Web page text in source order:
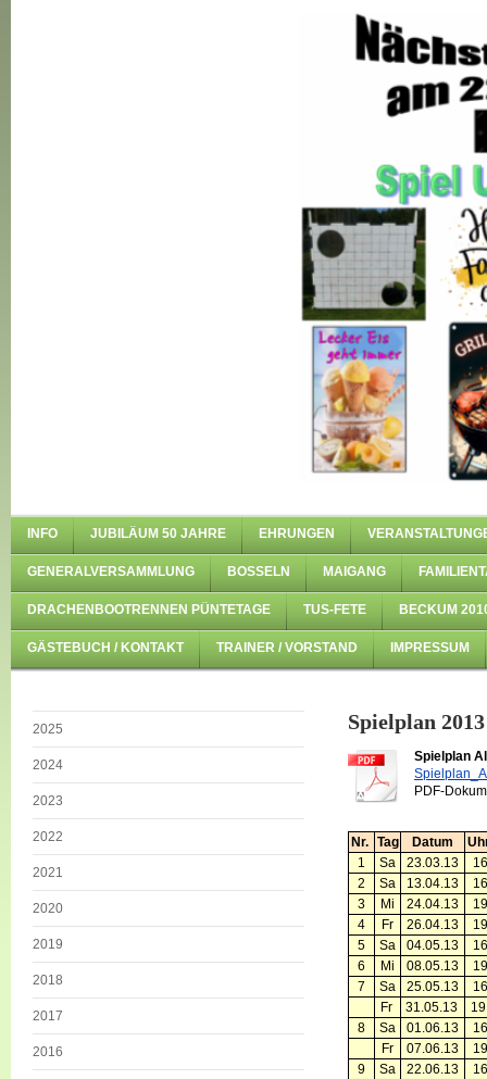
INFO JUBILÄUM 50 JAHRE EHRUNGEN
GENERALVERSAMMLUNG BOSSELN MAIGANG
DRACHENBOOTRENNEN PÜNTETAGE TUS-FETE BECKUM
GÄSTEBUCH / KONTAKT TRAINER / VORSTAND IMPRESSUM
2025
2024
2023
2022
2021
2020
2019
2018
2017
2016
Spielplan 2013
Spielplan
PDF-
Nr. Tag Datum
1
Sa 23.03.13
2
Sa 13.04.13
3
Mi 24.04.13
4
Fr 26.04.13
5
Sa 04.05.13
6
Mi 08.05.13
7
Sa 25.05.13
Fr
31.05.13
8
Sa 01.06.13
Fr
07.06.13
9
Sa 22.06.13